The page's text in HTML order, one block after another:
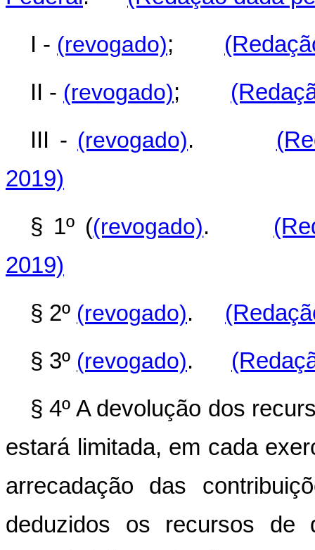
I - (revogado);
II - (revogado);
III - (revogado).
2019)
§ 1º ((revogado).
2019)
§ 2º (revogado).
§ 3º (revogado).
§ 4º A devolução dos
estará limitada, em cada
arrecadação das
deduzidos os recursos